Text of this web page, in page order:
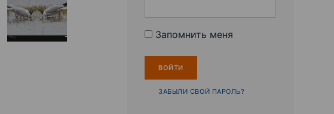
Запомнить меня
ЗАБЫЛИ СВОЙ ПАРОЛЬ?